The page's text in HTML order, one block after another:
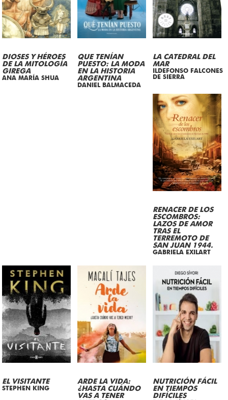
DIOSES Y HÉROES
DE LA MITOLOGÍA
GIREGA
ANA MARÍA SHUA
QUE TENÍAN
PUESTO: LA MODA
EN LA HISTORIA
ARGENTINA
DANIEL BALMACEDA
LA CATEDRAL DEL
MAR
ILDEFONSO FALCONES
DE SIERRA
RENACER DE LOS
ESCOMBROS:
LAZOS DE AMOR
TRAS EL
TERREMOTO DE
SAN JUAN 1944.
GABRIELA EXILART
EL VISITANTE
STEPHEN KING
ARDE LA VIDA:
¿HASTA CUÁNDO
VAS A TENER
NUTRICIÓN FÁCIL
EN TIEMPOS
DIFÍCILES